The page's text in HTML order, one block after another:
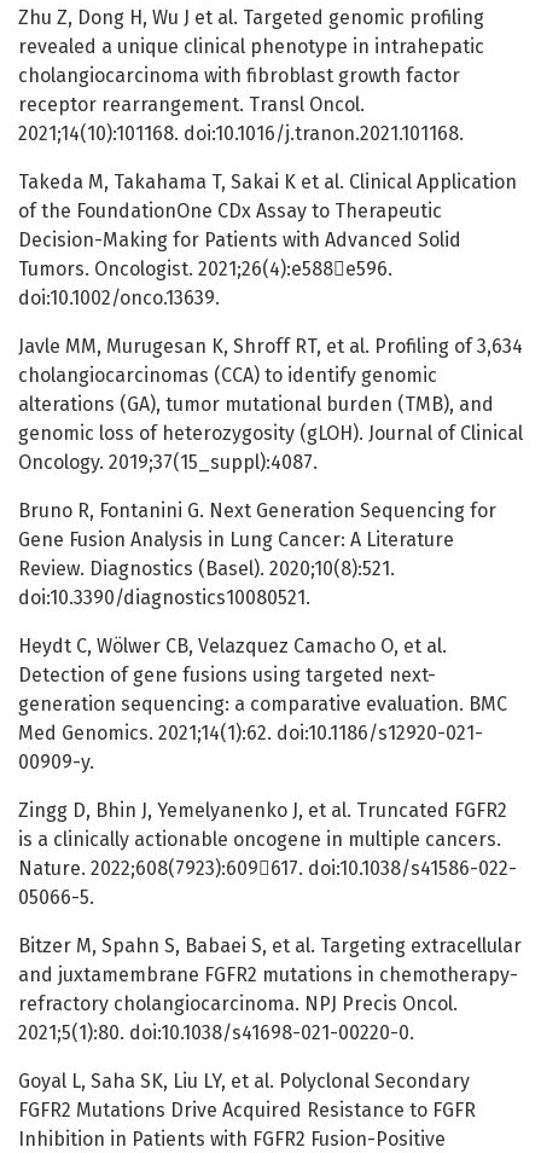
Zhu Z, Dong H, Wu J et al. Targeted genomic profiling
revealed a unique clinical phenotype in intrahepatic
cholangiocarcinoma with fibroblast growth factor
receptor rearrangement. Transl Oncol.
2021;14(10):101168. doi:10.1016/j.tranon.2021.101168.
Takeda M, Takahama T, Sakai K et al. Clinical Application
of the FoundationOne CDx Assay to Therapeutic
Decision-Making for Patients with Advanced Solid
Tumors. Oncologist. 2021;26(4):e588e596.
doi:10.1002/onco.13639.
Javle MM, Murugesan K, Shroff RT, et al. Profiling of 3,634
cholangiocarcinomas (CCA) to identify genomic
alterations (GA), tumor mutational burden (TMB), and
genomic loss of heterozygosity (gLOH). Journal of Clinical
Oncology. 2019;37(15_suppl):4087.
Bruno R, Fontanini G. Next Generation Sequencing for
Gene Fusion Analysis in Lung Cancer: A Literature
Review. Diagnostics (Basel). 2020;10(8):521.
doi:10.3390/diagnostics10080521.
Heydt C, Wölwer CB, Velazquez Camacho O, et al.
Detection of gene fusions using targeted next-
generation sequencing: a comparative evaluation. BMC
Med Genomics. 2021;14(1):62. doi:10.1186/s12920-021-
00909-y.
Zingg D, Bhin J, Yemelyanenko J, et al. Truncated FGFR2
is a clinically actionable oncogene in multiple cancers.
Nature. 2022;608(7923):609617. doi:10.1038/s41586-022-
05066-5.
Bitzer M, Spahn S, Babaei S, et al. Targeting extracellular
and juxtamembrane FGFR2 mutations in chemotherapy-
refractory cholangiocarcinoma. NPJ Precis Oncol.
2021;5(1):80. doi:10.1038/s41698-021-00220-0.
Goyal L, Saha SK, Liu LY, et al. Polyclonal Secondary
FGFR2 Mutations Drive Acquired Resistance to FGFR
Inhibition in Patients with FGFR2 Fusion-Positive